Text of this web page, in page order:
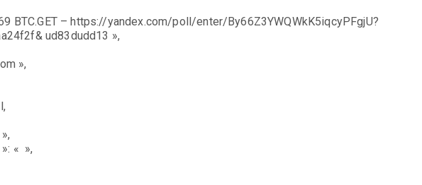
BTC.GET – https://yandex.com/poll/enter/By66Z3YWQWkK5iqcyPFgjU?
ud83dudd13 »,
»,
« »,